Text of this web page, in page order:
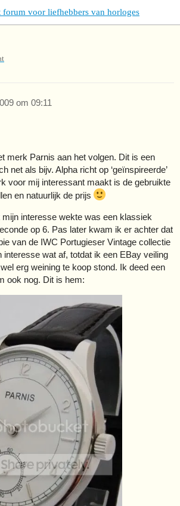
voor liefhebbers van horloges
om 09:11
merk Parnis aan het volgen. Dit is een
net als bijv. Alpha richt op ‘geïnspireerde’
voor mij interessant maakt is de gebruikte
en natuurlijk de prijs
interesse wekte was een klassiek
op 6. Pas later kwam ik er achter dat
van de IWC Portugieser Vintage collectie
interesse wat af, totdat ik een EBay veiling
erg weining te koop stond. Ik deed een
ook nog. Dit is hem: